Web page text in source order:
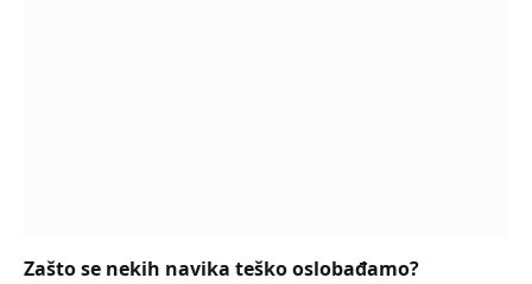
Zašto se nekih navika teško oslobađamo?